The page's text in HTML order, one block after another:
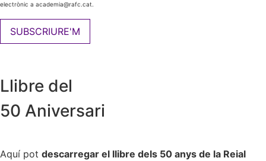
electrònic a academia@rafc.cat.
SUBSCRIURE'M
Llibre del
50 Aniversari
Aquí pot descarregar el llibre dels 50 anys de la Reial